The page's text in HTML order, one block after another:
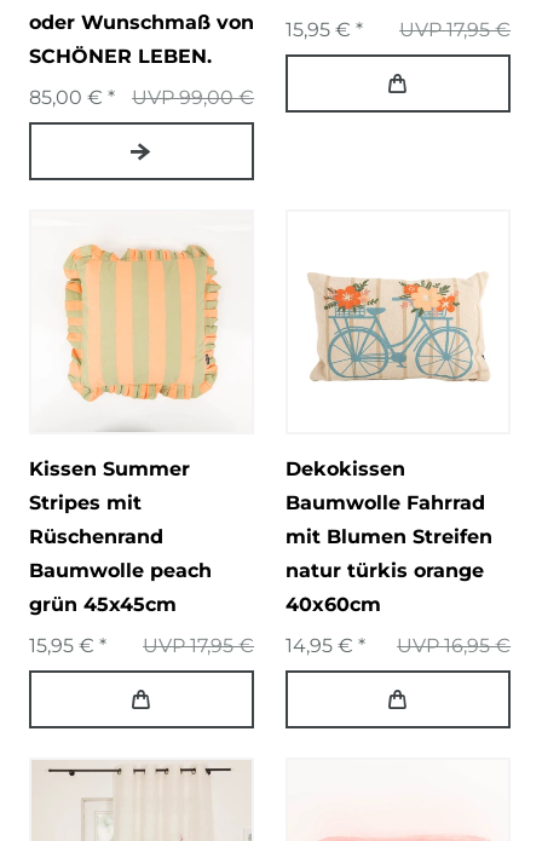
oder Wunschmaß von
SCHÖNER LEBEN.
UVP 99,00 €
85,00 € *
UVP 17,95 €
15,95 € *
Kissen Summer
Stripes mit
Rüschenrand
Baumwolle peach
grün 45x45cm
UVP 17,95 €
15,95 € *
Dekokissen
Baumwolle Fahrrad
mit Blumen Streifen
natur türkis orange
40x60cm
UVP 16,95 €
14,95 € *